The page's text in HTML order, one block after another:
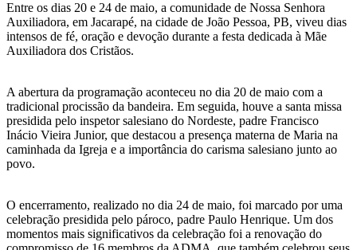
Entre os dias 20 e 24 de maio, a comunidade de Nossa Senhora
Auxiliadora, em Jacarapé, na cidade de João Pessoa, PB, viveu dias
intensos de fé, oração e devoção durante a festa dedicada à Mãe
Auxiliadora dos Cristãos.
A abertura da programação aconteceu no dia 20 de maio com a
tradicional procissão da bandeira. Em seguida, houve a santa missa
presidida pelo inspetor salesiano do Nordeste, padre Francisco
Inácio Vieira Junior, que destacou a presença materna de Maria na
caminhada da Igreja e a importância do carisma salesiano junto ao
povo.
O encerramento, realizado no dia 24 de maio, foi marcado por uma
celebração presidida pelo pároco, padre Paulo Henrique. Um dos
momentos mais significativos da celebração foi a renovação do